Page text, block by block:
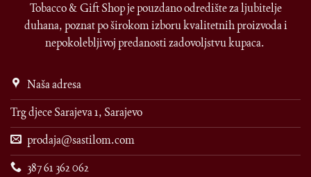
Tobacco & Gift Shop je pouzdano odredište za ljubitelje
duhana, poznat po širokom izboru kvalitetnih proizvoda i
nepokolebljivoj predanosti zadovoljstvu kupaca.
Naša adresa
Trg djece Sarajeva 1, Sarajevo
prodaja@sastilom.com
387 61 362 062